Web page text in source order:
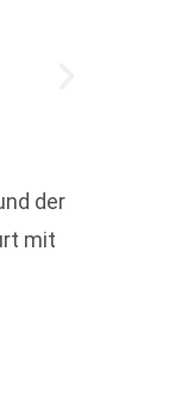
der
mit